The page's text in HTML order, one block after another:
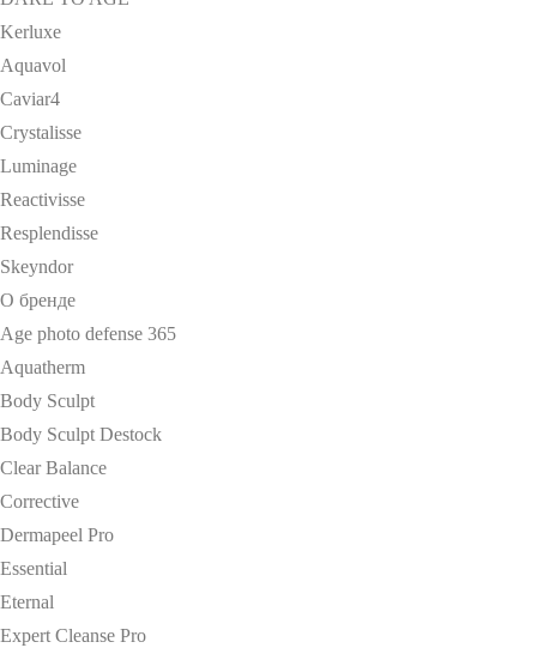
Kerluxe
Aquavol
Caviar4
Crystalisse
Luminage
Reactivisse
Resplendisse
Skeyndor
О бренде
Age photo defense 365
Aquatherm
Body Sculpt
Body Sculpt Destock
Clear Balance
Corrective
Dermapeel Pro
Essential
Eternal
Expert Cleanse Pro